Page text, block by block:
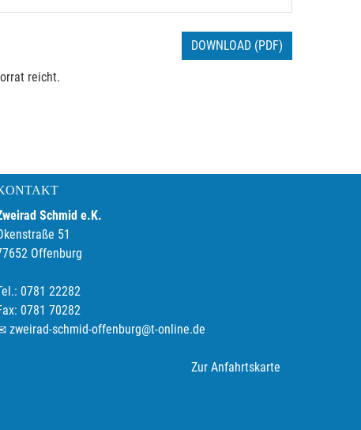
DOWNLOAD (PDF)
reicht.
Schmid e.K.
51
Offenburg
0781 22282
0781 70282
zweirad-schmid-offenburg@t-online.de
Zur Anfahrtskarte